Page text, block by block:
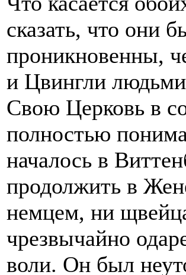
сказать, что они
проникновенны,
и Цвингли
Свою Церковь в
полностью
началось в
продолжить в
немцем, ни
чрезвычайно
воли. Он был